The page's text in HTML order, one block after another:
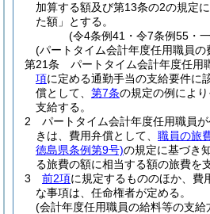
加算する額及び第13条の2の規定
た額」とする。
(令4条例41・令7条例55・
(パートタイム会計年度任用職員の
第21条
パートタイム会計年度任用
項に定める通勤手当の支給要件に
償として、 第7条の規定の例によ
支給する。
2
パートタイム会計年度任用職員
きは、費用弁償として、 職員の旅
徳島県条例第9号)の規定に基づき
る旅費の額に相当する額の旅費を
3
前2項に規定するもののほか、費
な事項は、任命権者が定める。
(会計年度任用職員の給料等の支給